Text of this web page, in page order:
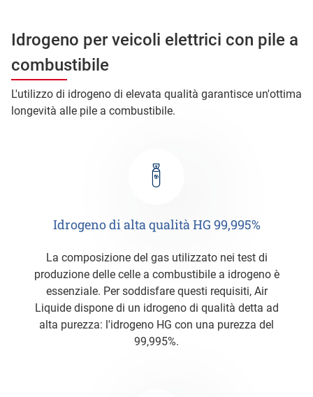
Idrogeno per veicoli elettrici con pile a
combustibile
L'utilizzo di idrogeno di elevata qualità garantisce un'ottima
longevità alle pile a combustibile.
Idrogeno di alta qualità HG 99,995%
La composizione del gas utilizzato nei test di
produzione delle celle a combustibile a idrogeno è
essenziale. Per soddisfare questi requisiti, Air
Liquide dispone di un idrogeno di qualità detta ad
alta purezza: l'idrogeno HG con una purezza del
99,995%.